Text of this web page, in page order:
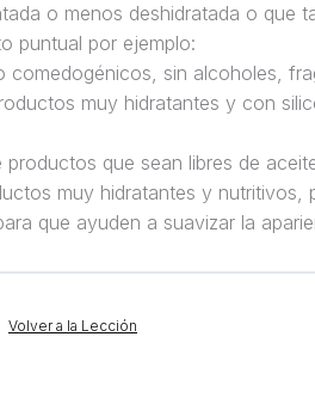
o menos deshidratada o que
puntual por ejemplo:
comedogénicos, sin alcoholes,
muy hidratantes y con
productos que sean libres de
muy hidratantes y nutritivos,
que ayuden a suavizar la
Volver a la Lección